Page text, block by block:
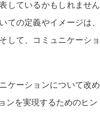
しているかもしれませ
ての定義やイメージは
して、コミュニケーシ
ケーションについて改
ンを実現するためのヒン